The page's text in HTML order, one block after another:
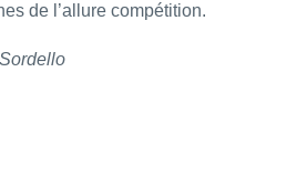
de l’allure compétition.